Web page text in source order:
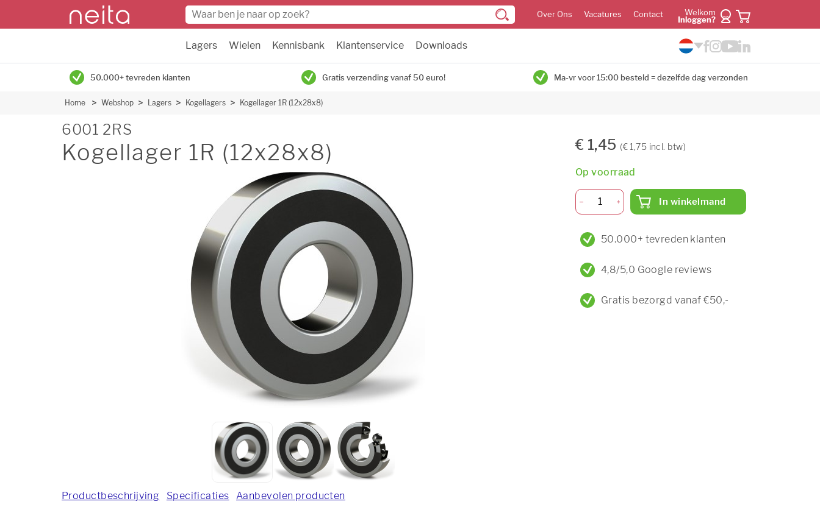
Over Ons Vacatures Contact
Welkom
Inloggen?
Lagers Wielen Kennisbank Klantenservice Downloads
50.000+ tevreden klanten Gratis verzending vanaf 50 euro! Ma-vr voor 15:00 besteld = dezelfde dag verzonden
Home Webshop Lagers Kogellagers Kogellager 1R (12x28x8)
6001 2RS
Kogellager 1R (12x28x8)
Productbeschrijving Specificaties Aanbevolen producten
€ 1,45 (€ 1,75 incl. btw)
Op voorraad
In winkelmand
50.000+ tevreden klanten
4,8/5,0 Google reviews
Gratis bezorgd vanaf €50,-